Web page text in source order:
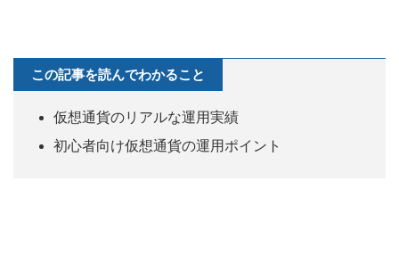
この記事を読んでわかること
仮想通貨のリアルな運用実績
初心者向け仮想通貨の運用ポイント